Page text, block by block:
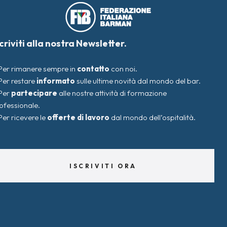
alla nostra Newsletter.
rimanere sempre in contatto con noi.
restare informato sulle ultime novità dal mondo del bar.
partecipare alle nostre attività di formazione
ricevere le offerte di lavoro dal mondo dell’ospitalità.
ISCRIVITI ORA